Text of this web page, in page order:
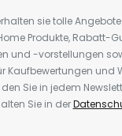
sie tolle
Produkte, Rabatt-
und -vorstellungen
und
Sie in jedem
Sie in der